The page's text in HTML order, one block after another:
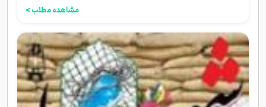
مشاهده مطلب >